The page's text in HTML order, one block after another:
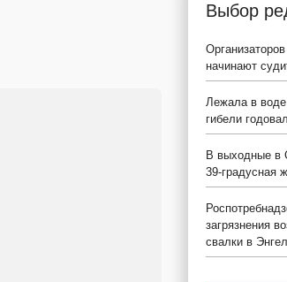
Выбор
начинают
Лежала в воде
гибели
В выходные в
39-градусная
загрязнения
свалки в